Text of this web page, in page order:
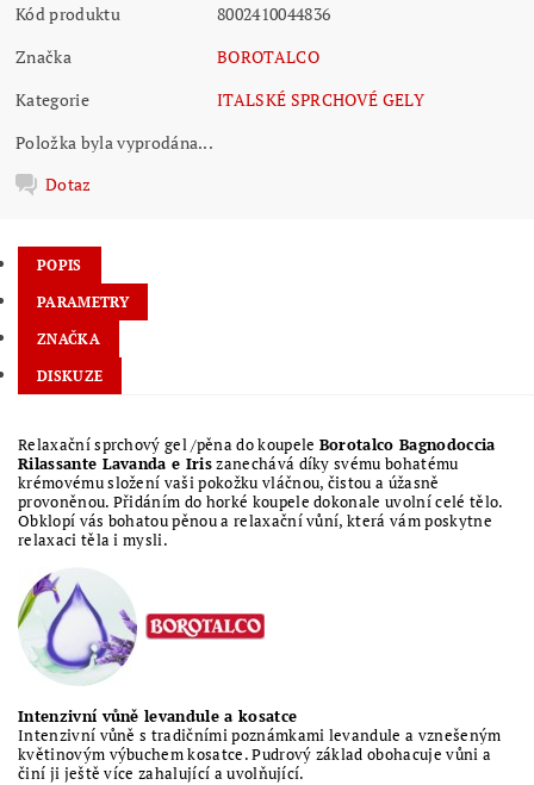
Kód produktu
8002410044836
Značka
BOROTALCO
Kategorie
ITALSKÉ SPRCHOVÉ GELY
Položka byla vyprodána...
Dotaz
POPIS
PARAMETRY
ZNAČKA
DISKUZE
Relaxační sprchový gel /pěna do koupele Borotalco Bagnodoccia
Rilassante Lavanda e Iriszanechává díky svému bohatému
krémovému složení vaši pokožku vláčnou, čistou a úžasně
provoněnou. Přidáním do horké koupele dokonale uvolní celé tělo.
Obklopí vás bohatou pěnou a relaxační vůní, která vám poskytne
relaxaci těla i mysli.
Intenzivní vůně levandule a kosatce
Intenzivní vůně s tradičními poznámkami levandule a vznešeným
květinovým výbuchem kosatce. Pudrový základ obohacuje vůni a
činí ji ještě více zahalující a uvolňující.